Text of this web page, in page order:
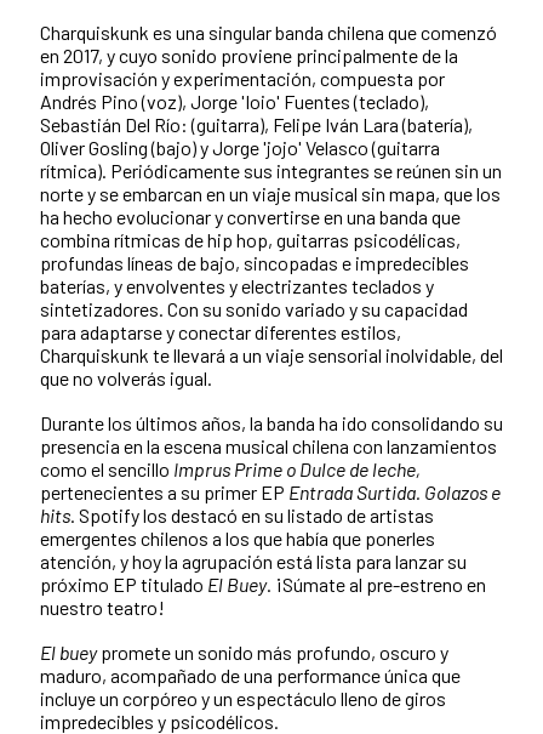
Charquiskunk es una singular banda chilena que comenzó
en 2017, y cuyo sonido proviene principalmente de la
improvisación y experimentación, compuesta por
Andrés Pino (voz), Jorge 'Ioio' Fuentes (teclado),
Sebastián Del Río: (guitarra), Felipe Iván Lara (batería),
Oliver Gosling (bajo) y Jorge 'jojo' Velasco (guitarra
rítmica). Periódicamente sus integrantes se reúnen sin un
norte y se embarcan en un viaje musical sin mapa, que los
ha hecho evolucionar y convertirse en una banda que
combina rítmicas de hip hop, guitarras psicodélicas,
profundas líneas de bajo, sincopadas e impredecibles
baterías, y envolventes y electrizantes teclados y
sintetizadores. Con su sonido variado y su capacidad
para adaptarse y conectar diferentes estilos,
Charquiskunk te llevará a un viaje sensorial inolvidable, del
que no volverás igual.
Durante los últimos años, la banda ha ido consolidando su
presencia en la escena musical chilena con lanzamientos
como el sencillo Imprus Prime o Dulce de leche,
pertenecientes a su primer EP Entrada Surtida. Golazos e
hits . Spotify los destacó en su listado de artistas
emergentes chilenos a los que había que ponerles
atención, y hoy la agrupación está lista para lanzar su
próximo EP titulado El Buey. ¡Súmate al pre-estreno en
nuestro teatro!
El bueypromete un sonido más profundo, oscuro y
maduro, acompañado de una performance única que
incluye un corpóreo y un espectáculo lleno de giros
impredecibles y psicodélicos.